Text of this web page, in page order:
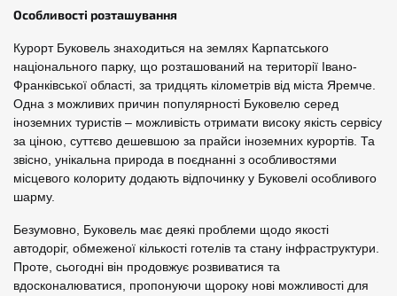
Особливості розташування
Курорт Буковель знаходиться на землях Карпатського
національного парку, що розташований на території Івано-
Франківської області, за тридцять кілометрів від міста Яремче.
Одна з можливих причин популярності Буковелю серед
іноземних туристів – можливість отримати високу якість сервісу
за ціною, суттєво дешевшою за прайси іноземних курортів. Та
звісно, унікальна природа в поєднанні з особливостями
місцевого колориту додають відпочинку у Буковелі особливого
шарму.
Безумовно, Буковель має деякі проблеми щодо якості
автодоріг, обмеженої кількості готелів та стану інфраструктури.
Проте, сьогодні він продовжує розвиватися та
вдосконалюватися, пропонуючи щороку нові можливості для